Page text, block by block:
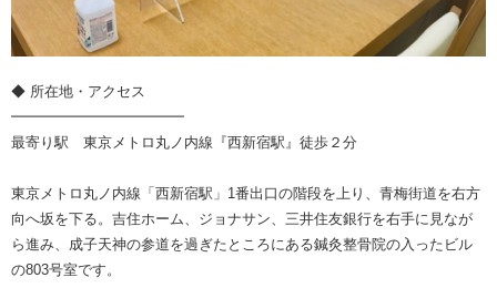
◆ 所在地・アクセス
━━━━━━━━━━━━
最寄り駅 東京メトロ丸ノ内線『西新宿駅』徒歩２分
東京メトロ丸ノ内線「西新宿駅」1番出口の階段を上り、青梅街道を右方
向へ坂を下る。吉住ホーム、ジョナサン、三井住友銀行を右手に見なが
ら進み、成子天神の参道を過ぎたところにある鍼灸整骨院の入ったビル
の803号室です。